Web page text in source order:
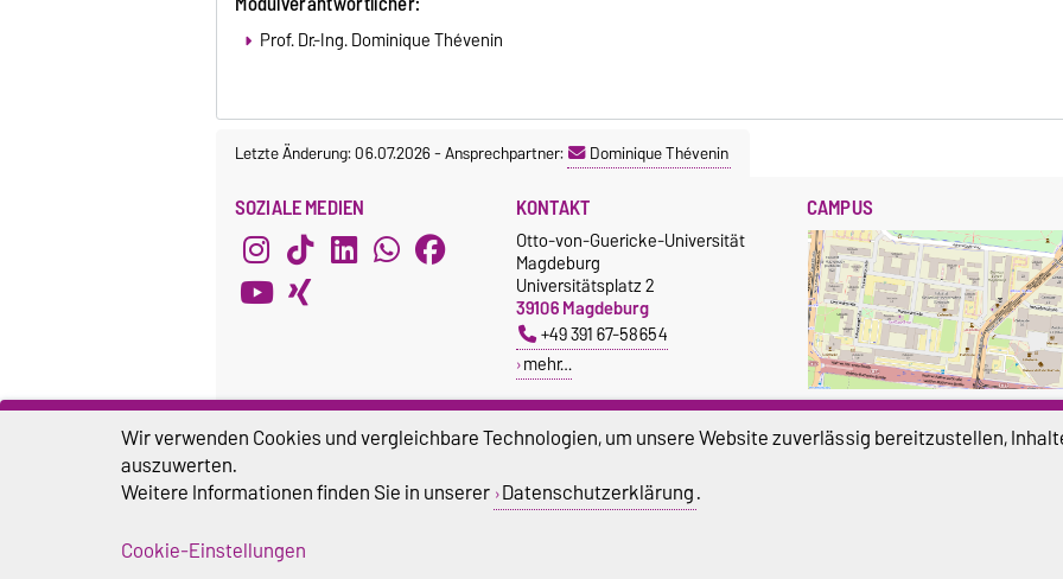
Prof. Dr.-Ing. Dominique Thévenin
Letzte Änderung: 06.07.2026-Ansprechpartner: Dominique Thévenin
SOZIALE MEDIEN KONTAKT
Otto-von-Guericke-Universität
Magdeburg
Universitätsplatz 2
39106 Magdeburg
+49 391 67-58654
mehr…
CAMPUS
Größere Karte anzeigen
Wir verwenden Cookies und vergleichbare Technologien, um unsere Website zuverlässig bereitzustellen,
auszuwerten.
Weitere Informationen finden Sie in unserer Datenschutzerklärung.
Cookie-Einstellungen